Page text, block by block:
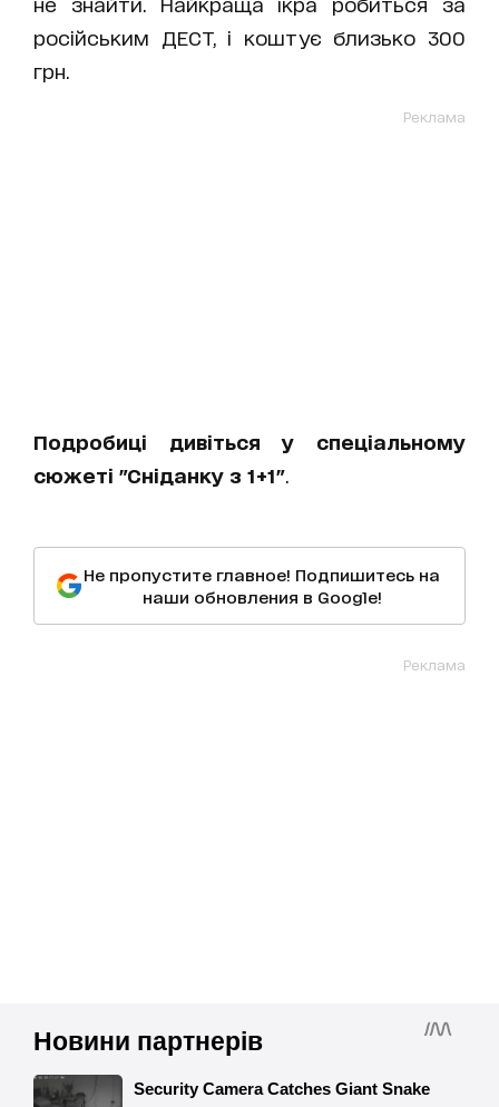
російським ДЕСТ, і коштує близько 300
грн.
Реклама
Подробиці дивіться у спеціальному
сюжеті "Сніданку з 1+1"
Не пропустите главное! Подпишитесь на
наши обновления в Google!
Реклама